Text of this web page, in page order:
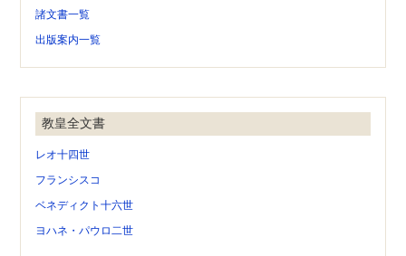
諸文書一覧
出版案内一覧
教皇全文書
レオ十四世
フランシスコ
ベネディクト十六世
ヨハネ・パウロ二世